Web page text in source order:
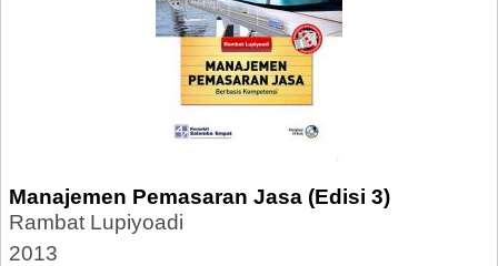
Manajemen Pemasaran Jasa (Edisi 3)
Rambat Lupiyoadi
2013